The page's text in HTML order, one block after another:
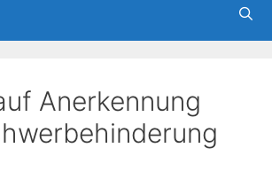
Anerkennung